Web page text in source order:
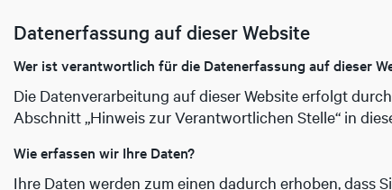
Datenerfassung auf dieser Website
Wer ist verantwortlich für die Datenerfassung auf dieser
Die Datenverarbeitung auf dieser Website erfolgt
Abschnitt „Hinweis zur Verantwortlichen Stelle“ in
Wie erfassen wir Ihre Daten?
Ihre Daten werden zum einen dadurch erhoben, dass